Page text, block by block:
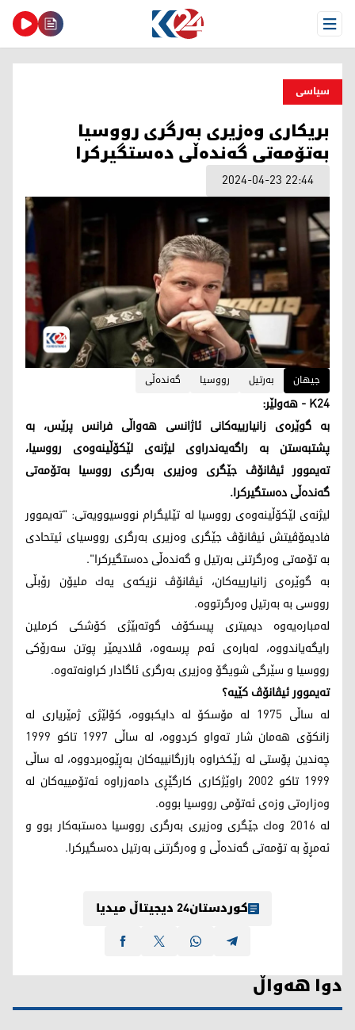
Open Menu
سیاسی
بریكاری وه‌زیری به‌رگری رووسیا
به‌تۆمه‌تی گه‌نده‌ڵی ده‌ستگیركرا
2024-04-23 22:44
جیهان به‌رتیل رووسیا گه‌نده‌ڵی
K24 - ھەولێر:
به‌ گوێره‌ی زانیارییه‌كانی ئاژانسی هه‌واڵی فرانس پرێس، به‌
پشتبه‌ستن به‌ راگه‌یه‌ندراوی لیژنه‌ی لێكۆڵینه‌وه‌ی رووسیا،
ته‌یموور ئیڤانۆڤ جێگری وه‌زیری به‌رگری رووسیا به‌تۆمه‌تی
گه‌نده‌ڵی ده‌ستگیركرا.
لیژنه‌ی لێكۆڵینه‌وه‌ی رووسیا له‌ تێلیگرام نووسیوویه‌تی: "ته‌یموور
فادیمۆڤیتش ئیڤانۆڤ جێگری وه‌زیری به‌رگری رووسیای ئیتحادی
به‌ تۆمه‌تی وه‌رگرتنی به‌رتیل و گه‌نده‌ڵی ده‌ستگیركرا".
به‌ گوێره‌ی زانیارییه‌كان، ئیڤانۆڤ نزیكه‌ی یه‌ك ملیۆن رۆبڵی
رووسی به‌ به‌رتیل وه‌رگرتووه‌.
له‌مباره‌یه‌وه‌ دیمیتری پیسكۆف گوته‌بێژی كۆشكی كرملین
رایگه‌یاندووه‌، له‌باره‌ی ئه‌م پرسه‌وه‌، ڤلادیمێر پوتن سه‌رۆكی
رووسیا و سێرگی شویگۆ وه‌زیری به‌رگری ئاگادار كراونه‌ته‌وه‌.
ته‌یموور ئیڤانۆڤ كێیه‌؟
له‌ ساڵی 1975 له‌ مۆسكۆ له‌ دایكبووه‌، كۆلێژی ژمێریاری له‌
زانكۆی هه‌مان شار ته‌واو كردووه‌، له‌ ساڵی 1997 تاكو 1999
چه‌ندین پۆستی له‌ رێكخراوه‌ بازرگانییه‌كان به‌ڕێوه‌بردووه‌، له‌ ساڵی
1999 تاكو 2002 راوێژكاری كارگێڕی دامه‌زراوه‌ ئه‌تۆمییه‌كان له‌
وه‌زاره‌تی وزه‌ی ئه‌تۆمی رووسیا بووه‌.
له‌ 2016 وه‌ك جێگری وه‌زیری به‌رگری رووسیا ده‌ستبه‌كار بوو و
ئه‌مڕۆ به‌ تۆمه‌تی گه‌نده‌ڵی و وه‌رگرتنی به‌رتیل ده‌سگیركرا.
کوردستان24 دیجیتاڵ میدیا
دوا هەواڵ